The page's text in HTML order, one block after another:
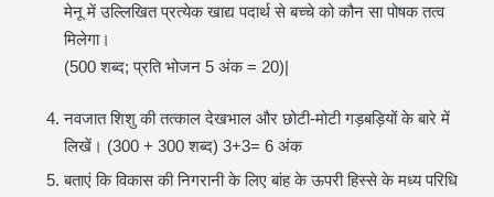
मेनू में उल्लिखित प्रत्येक खाद्य पदार्थ से बच्चे को कौन सा पोषक तत्व
मिलेगा।
(500 शब्द; प्रति भोजन 5 अंक = 20)|
नवजात शिशु की तत्काल देखभाल और छोटी-मोटी गड़बड़ियों के बारे में
लिखें। (300 + 300 शब्द) 3+3= 6 अंक
बताएं कि विकास की निगरानी के लिए बांह के ऊपरी हिस्से के मध्य परिधि